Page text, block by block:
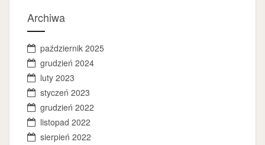
Archiwa
październik 2025
grudzień 2024
luty 2023
styczeń 2023
grudzień 2022
listopad 2022
sierpień 2022